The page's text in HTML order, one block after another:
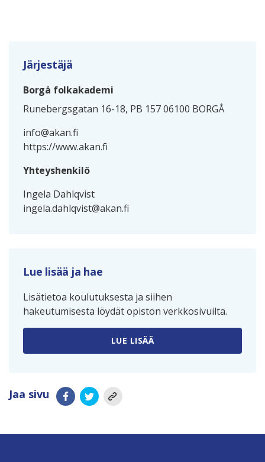
Järjestäjä
Borgå folkakademi
Runebergsgatan 16-18, PB 157 06100 BORGÅ
info@akan.fi
https://www.akan.fi
Yhteyshenkilö
Ingela Dahlqvist
ingela.dahlqvist@akan.fi
Lue lisää ja hae
Lisätietoa koulutuksesta ja siihen
hakeutumisesta löydät opiston verkkosivuilta.
LUE LISÄÄ
Jaa sivu